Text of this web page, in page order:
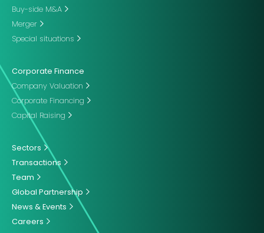
Buy-side M&A
Merger
Special situations
Corporate Finance
Company Valuation
Corporate Financing
Capital Raising
Sectors
Transactions
Team
Global Partnership
News & Events
Careers